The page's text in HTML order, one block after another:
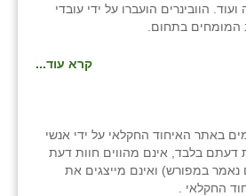
הוובינרים הועברו על ידי עובדי
המומחים בתחום.
קרא עוד...
באתר האיחוד החקלאי על ידי אנשי
דעתם בלבד, אינם מהווים חוות דעת
במפורש) ואינם מייצגים את
החקלאי .